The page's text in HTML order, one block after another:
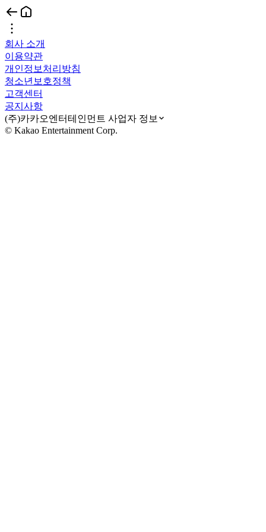
회사 소개
이용약관
개인정보처리방침
청소년보호정책
고객센터
공지사항
(주)카카오엔터테인먼트 사업자 정보
© Kakao Entertainment Corp.